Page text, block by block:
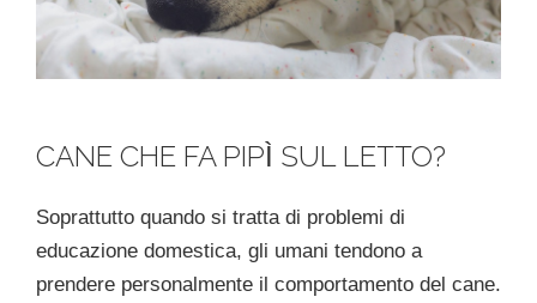
CANE CHE FA PIPÌ SUL LETTO?
Soprattutto quando si tratta di problemi di
educazione domestica, gli umani tendono a
prendere personalmente il comportamento del cane.